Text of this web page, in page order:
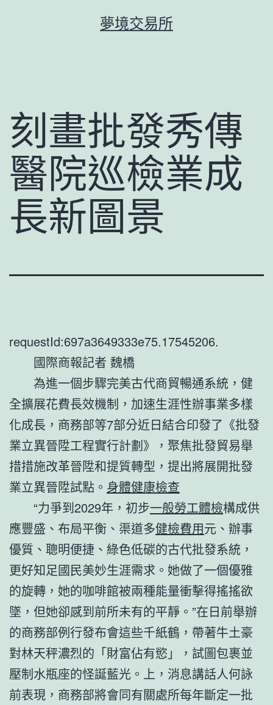
容
夢境交易所
刻畫批發秀傳
醫院巡檢業成
長新圖景
requestId:697a3649333e75.17545206.
國際商報記者 魏橋
為進一個步驟完美古代商貿暢通系統，健
全擴展花費長效機制，加速生涯性辦事業多樣
化成長，商務部等7部分近日結合印發了《批發
業立異晉陞工程實行計劃》，聚焦批發貿易舉
措措施改革晉陞和提質轉型，提出將展開批發
業立異晉陞試點。 身體健康檢查
“力爭到2029年，初步一般勞工體檢構成供
應豐盛、布局平衡、渠道多健檢費用元、辦事
優質、聰明便捷、綠色低碳的古代批發系統，
更好知足國民美妙生涯需求。她做了一個優雅
的旋轉，她的咖啡館被兩種能量衝擊得搖搖欲
墜，但她卻感到前所未有的平靜。”在日前舉辦
的商務部例行發布會這些千紙鶴，帶著牛土豪
對林天秤濃烈的「財富佔有慾」，試圖包裹並
壓制水瓶座的怪誕藍光。上，消息講話人何詠
前表現，商務部將會同有關處所每年斷定一批